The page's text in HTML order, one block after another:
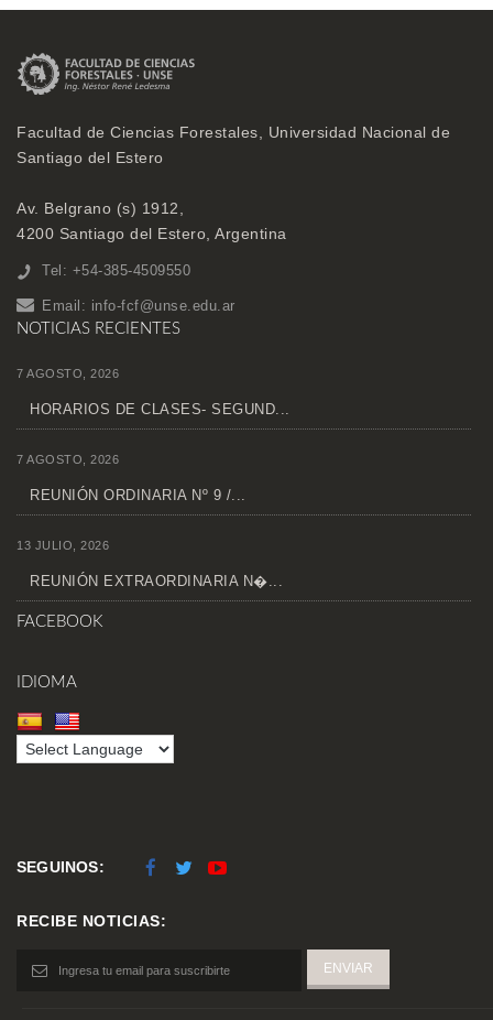
Facultad de Ciencias Forestales, Universidad Nacional de
Santiago del Estero
Av. Belgrano (s) 1912,
4200 Santiago del Estero, Argentina
Tel: +54-385-4509550
Email: info-fcf@unse.edu.ar
NOTICIAS RECIENTES
7 AGOSTO, 2026
HORARIOS DE CLASES- SEGUND...
7 AGOSTO, 2026
REUNIÓN ORDINARIA Nº 9 /...
13 JULIO, 2026
REUNIÓN EXTRAORDINARIA N�...
FACEBOOK
IDIOMA
SEGUINOS:
RECIBE NOTICIAS: